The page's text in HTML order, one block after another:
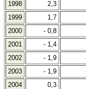
1998
2,3
1999
1,7
2000
- 0,8
2001
- 1,4
2002
- 1,9
2003
- 1,9
2004
0,3